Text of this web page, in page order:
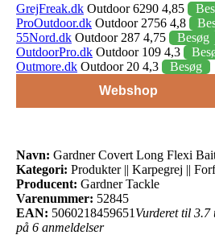
GrejFreak.dk Outdoor 6290 4,85
ProOutdoor.dk Outdoor 2756 4,8
55Nord.dk Outdoor 287 4,75
Besøg
OutdoorPro.dk Outdoor 109 4,3
Outmore.dk Outdoor 20 4,3
Besøg
Webshop
Navn: Gardner Covert Long Flexi
Kategori: Produkter || Karpegrej ||
Producent: Gardner Tackle
Varenummer: 52845
EAN: 5060218459651 Vurderet til 3.7
på 6 anmeldelser